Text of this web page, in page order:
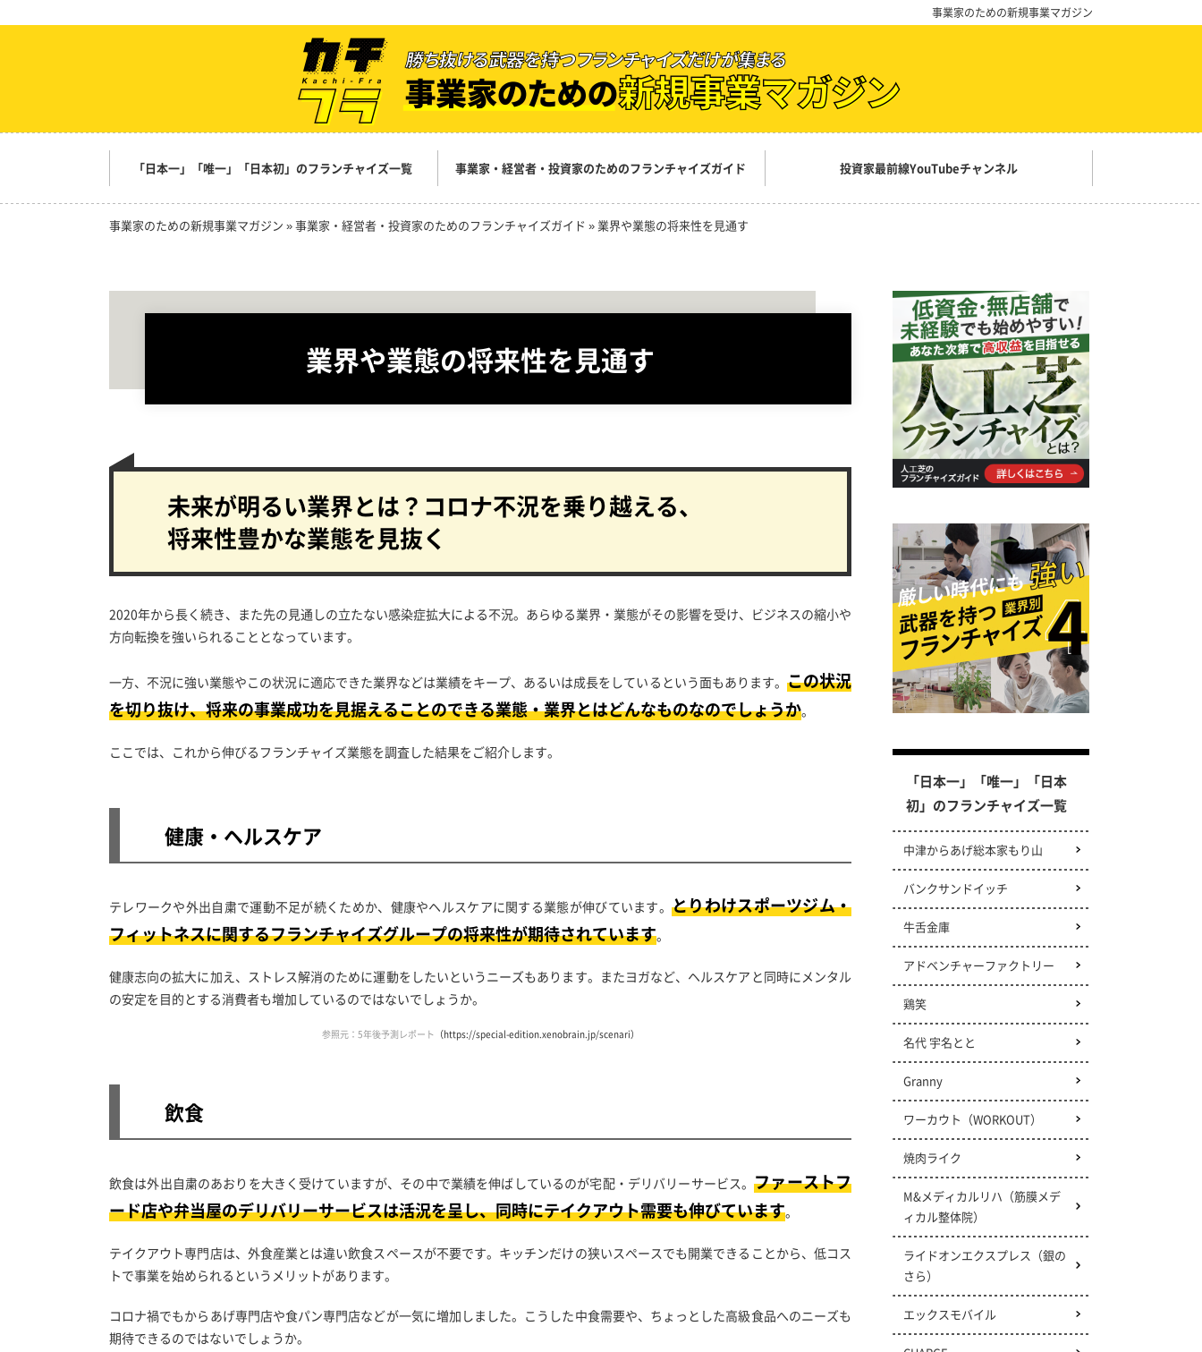
事業家のための新規事業マガジン
「日本一」「唯一」「日本初」のフランチャイズ一覧 事業家・経営者・投資家のためのフランチャイズガイド 投資家最前線YouTubeチャンネル
事業家のための新規事業マガジン »事業家・経営者・投資家のためのフランチャイズガイド » 業界や業態の将来性を見通す
業界や業態の将来性を見通す
未来が明るい業界とは？ コロナ不況を乗り越える、
将来性豊かな業態を見抜く
2020年から長く続き、また先の見通しの立たない感染症拡大による不況。あらゆる業界・業態がその影響を受け、ビジネスの縮小や
方向転換を強いられることとなっています。
一方、不況に強い業態やこの状況に適応できた業界などは業績をキープ、あるいは成長をしているという面もあります。 この状況
を切り抜け、将来の事業成功を見据えることのできる業態・業界とはどんなものなのでしょうか。
ここでは、これから伸びるフランチャイズ業態を調査した結果をご紹介します。
健康・ヘルスケア
テレワークや外出自粛で運動不足が続くためか、健康やヘルスケアに関する業態が伸びています。とりわけスポーツジム・
フィットネスに関するフランチャイズグループの将来性が期待されています。
健康志向の拡大に加え、ストレス解消のために運動をしたいというニーズもあります。またヨガなど、ヘルスケアと同時にメンタル
の安定を目的とする消費者も増加しているのではないでしょうか。
参照元：5年後予測レポート （https://special-edition.xenobrain.jp/scenari）
飲食
飲食は外出自粛のあおりを大きく受けていますが、その中で業績を伸ばしているのが宅配・デリバリーサービス。ファーストフ
ード店や弁当屋のデリバリーサービスは活況を呈し、同時にテイクアウト需要も伸びています。
テイクアウト専門店は、外食産業とは違い飲食スペースが不要です。キッチンだけの狭いスペースでも開業できることから、低コス
トで事業を始められるというメリットがあります。
コロナ禍でもからあげ専門店や食パン専門店などが一気に増加しました。こうした中食需要や、ちょっとした高級食品へのニーズも
期待できるのではないでしょうか。
「日本一」「唯一」「日本
初」のフランチャイズ一覧
中津からあげ総本家もり山
バンクサンドイッチ
牛舌金庫
アドベンチャーファクトリー
鶏笑
名代 宇名とと
Granny
ワーカウト（WORKOUT）
焼肉ライク
M&メディカルリハ （筋膜メデ
ィカル整体院）
ライドオンエクスプレス （銀の
さら）
エックスモバイル